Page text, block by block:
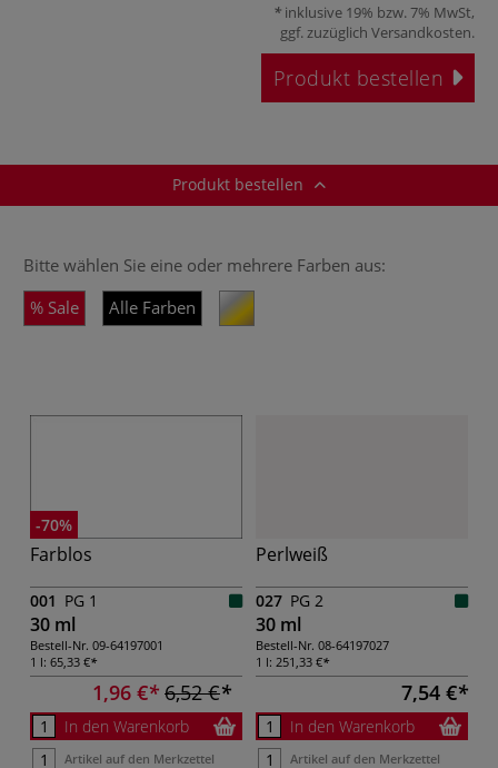
inklusive 19% bzw. 7% MwSt,
ggf. zuzüglich Versandkosten.
Produkt bestellen
Produkt bestellen
Bitte wählen Sie eine oder mehrere Farben aus:
Sale
Alle Farben
-70%
Farblos
001 PG 1
30 ml
Bestell-Nr. 09-64197001
1 l: 65,33 €
1,96 € 6,52 €
In den Warenkorb
Artikel auf den Merkzettel
Perlweiß
027 PG 2
30 ml
Bestell-Nr. 08-64197027
1 l: 251,33 €
7,54 €
In den Warenkorb
Artikel auf den Merkzettel